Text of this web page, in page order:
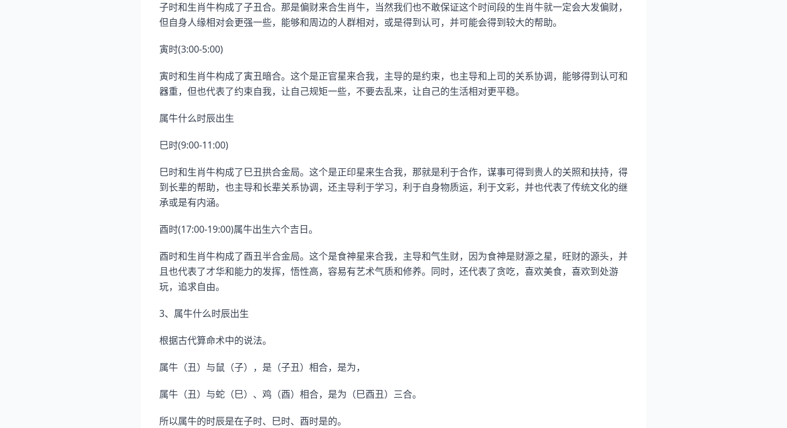
子时和生肖牛构成了子丑合。那是偏财来合生肖牛，当然我们也不敢保证这个时间段的生肖牛就一定会大发偏财，
但自身人缘相对会更强一些，能够和周边的人群相对，或是得到认可，并可能会得到较大的帮助。
寅时(3:00-5:00)
寅时和生肖牛构成了寅丑暗合。这个是正官星来合我，主导的是约束，也主导和上司的关系协调，能够得到认可和
器重，但也代表了约束自我，让自己规矩一些，不要去乱来，让自己的生活相对更平稳。
属牛什么时辰出生
巳时(9:00-11:00)
巳时和生肖牛构成了巳丑拱合金局。这个是正印星来生合我，那就是利于合作，谋事可得到贵人的关照和扶持，得
到长辈的帮助，也主导和长辈关系协调，还主导利于学习，利于自身物质运，利于文彩，并也代表了传统文化的继
承或是有内涵。
酉时(17:00-19:00)属牛出生六个吉日。
酉时和生肖牛构成了酉丑半合金局。这个是食神星来合我，主导和气生财，因为食神是财源之星，旺财的源头，并
且也代表了才华和能力的发挥，悟性高，容易有艺术气质和修养。同时，还代表了贪吃，喜欢美食，喜欢到处游
玩，追求自由。
3、属牛什么时辰出生
根据古代算命术中的说法。
属牛（丑）与鼠（子），是（子丑）相合，是为，
属牛（丑）与蛇（巳）、鸡（酉）相合，是为（巳酉丑）三合。
所以属牛的时辰是在子时、巳时、酉时是的。